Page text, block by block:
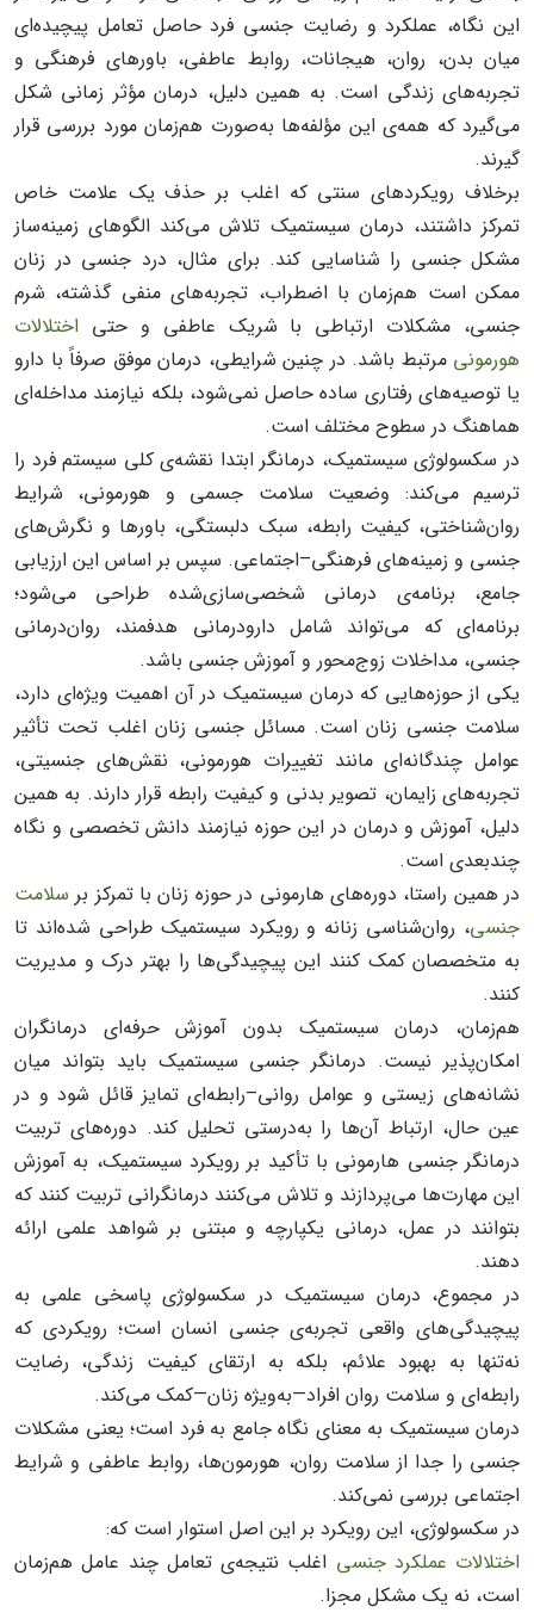
این نگاه، عملکرد و رضایت جنسی فرد حاصل تعامل پیچیده‌ای
میان بدن، روان، هیجانات، روابط عاطفی، باورهای فرهنگی و
تجربه‌های زندگی است. به همین دلیل، درمان مؤثر زمانی شکل
می‌گیرد که همه‌ی این مؤلفه‌ها به‌صورت هم‌زمان مورد بررسی قرار
گیرند.
برخلاف رویکردهای سنتی که اغلب بر حذف یک علامت خاص
تمرکز داشتند، درمان سیستمیک تلاش می‌کند الگوهای زمینه‌ساز
مشکل جنسی را شناسایی کند. برای مثال، درد جنسی در زنان
ممکن است هم‌زمان با اضطراب، تجربه‌های منفی گذشته، شرم
جنسی، مشکلات ارتباطی با شریک عاطفی و حتی اختلالات
هورمونی مرتبط باشد. در چنین شرایطی، درمان موفق صرفاً با دارو
یا توصیه‌های رفتاری ساده حاصل نمی‌شود، بلکه نیازمند مداخله‌ای
هماهنگ در سطوح مختلف است.
در سکسولوژی سیستمیک، درمانگر ابتدا نقشه‌ی کلی سیستم فرد را
ترسیم می‌کند: وضعیت سلامت جسمی و هورمونی، شرایط
روان‌شناختی، کیفیت رابطه، سبک دلبستگی، باورها و نگرش‌های
جنسی و زمینه‌های فرهنگی–اجتماعی. سپس بر اساس این ارزیابی
جامع، برنامه‌ی درمانی شخصی‌سازی‌شده طراحی می‌شود؛
برنامه‌ای که می‌تواند شامل دارودرمانی هدفمند، روان‌درمانی
جنسی، مداخلات زوج‌محور و آموزش جنسی باشد.
یکی از حوزه‌هایی که درمان سیستمیک در آن اهمیت ویژه‌ای دارد،
سلامت جنسی زنان است. مسائل جنسی زنان اغلب تحت تأثیر
عوامل چندگانه‌ای مانند تغییرات هورمونی، نقش‌های جنسیتی،
تجربه‌های زایمان، تصویر بدنی و کیفیت رابطه قرار دارند. به همین
دلیل، آموزش و درمان در این حوزه نیازمند دانش تخصصی و نگاه
چندبعدی است.
در همین راستا، دوره‌های هارمونی در حوزه زنان با تمرکز بر سلامت
جنسی، روان‌شناسی زنانه و رویکرد سیستمیک طراحی شده‌اند تا
به متخصصان کمک کنند این پیچیدگی‌ها را بهتر درک و مدیریت
کنند.
هم‌زمان، درمان سیستمیک بدون آموزش حرفه‌ای درمانگران
امکان‌پذیر نیست. درمانگر جنسی سیستمیک باید بتواند میان
نشانه‌های زیستی و عوامل روانی–رابطه‌ای تمایز قائل شود و در
عین حال، ارتباط آن‌ها را به‌درستی تحلیل کند. دوره‌های تربیت
درمانگر جنسی هارمونی با تأکید بر رویکرد سیستمیک، به آموزش
این مهارت‌ها می‌پردازند و تلاش می‌کنند درمانگرانی تربیت کنند که
بتوانند در عمل، درمانی یکپارچه و مبتنی بر شواهد علمی ارائه
دهند.
در مجموع، درمان سیستمیک در سکسولوژی پاسخی علمی به
پیچیدگی‌های واقعی تجربه‌ی جنسی انسان است؛ رویکردی که
نه‌تنها به بهبود علائم، بلکه به ارتقای کیفیت زندگی، رضایت
رابطه‌ای و سلامت روان افراد—به‌ویژه زنان—کمک می‌کند.
درمان سیستمیک به معنای نگاه جامع به فرد است؛ یعنی مشکلات
جنسی را جدا از سلامت روان، هورمون‌ها، روابط عاطفی و شرایط
اجتماعی بررسی نمی‌کند.
در سکسولوژی، این رویکرد بر این اصل استوار است که:
اختلالات عملکرد جنسی اغلب نتیجه‌ی تعامل چند عامل هم‌زمان
است، نه یک مشکل مجزا.